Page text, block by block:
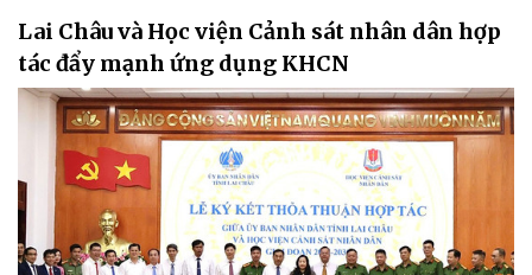
Lai Châu và Học viện Cảnh sát nhân dân hợp
tác đẩy mạnh ứng dụng KHCN